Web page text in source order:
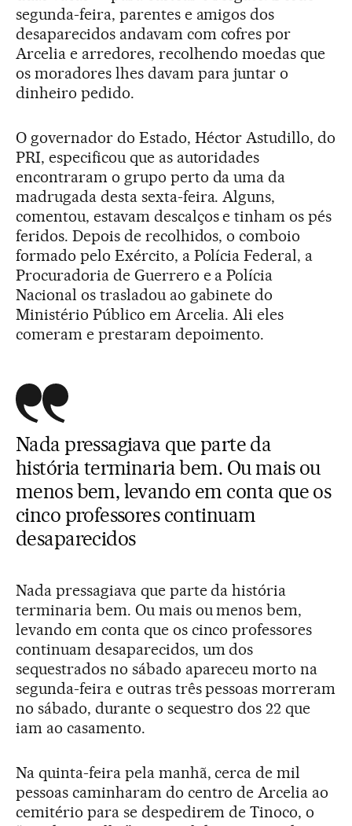
segunda-feira, parentes e amigos dos
desaparecidos andavam com cofres por
Arcelia e arredores, recolhendo moedas que
os moradores lhes davam para juntar o
dinheiro pedido.
O governador do Estado, Héctor Astudillo, do
PRI, especificou que as autoridades
encontraram o grupo perto da uma da
madrugada desta sexta-feira. Alguns,
comentou, estavam descalços e tinham os pés
feridos. Depois de recolhidos, o comboio
formado pelo Exército, a Polícia Federal, a
Procuradoria de Guerrero e a Polícia
Nacional os trasladou ao gabinete do
Ministério Público em Arcelia. Ali eles
comeram e prestaram depoimento.
Nada pressagiava que parte da
história terminaria bem. Ou mais ou
menos bem, levando em conta que os
cinco professores continuam
desaparecidos
Nada pressagiava que parte da história
terminaria bem. Ou mais ou menos bem,
levando em conta que os cinco professores
continuam desaparecidos, um dos
sequestrados no sábado apareceu morto na
segunda-feira e outras três pessoas morreram
no sábado, durante o sequestro dos 22 que
iam ao casamento.
Na quinta-feira pela manhã, cerca de mil
pessoas caminharam do centro de Arcelia ao
cemitério para se despedirem de Tinoco, o